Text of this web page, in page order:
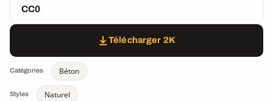
CC0
Télécharger 2K
Catégories Béton
Styles Naturel